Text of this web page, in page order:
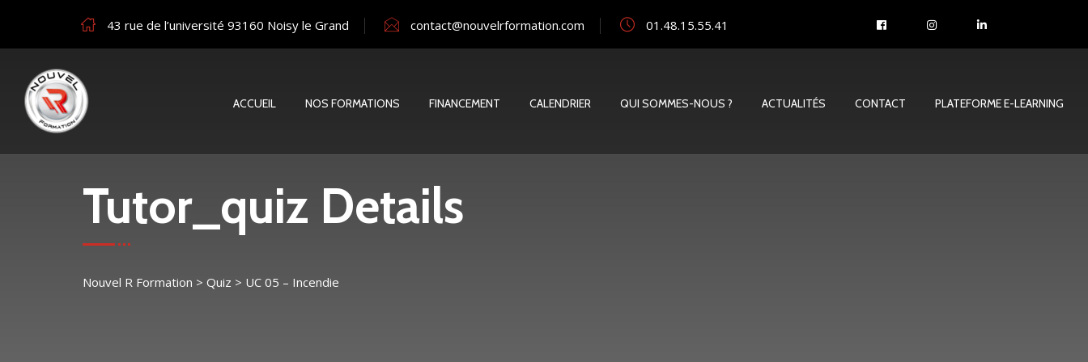
43 rue de l’université 93160 Noisy le Grand contact@nouvelrformation.com 01.48.15.55.41
ACCUEIL NOS FORMATIONS FINANCEMENT CALENDRIER QUI SOMMES-NOUS ? ACTUALITÉS CONTACT PLATEFORME E-LEARNING
Tutor_quiz Details
Nouvel R Formation > Quiz > UC 05 – Incendie